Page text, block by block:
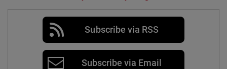
Subscribe via RSS
Subscribe via Email